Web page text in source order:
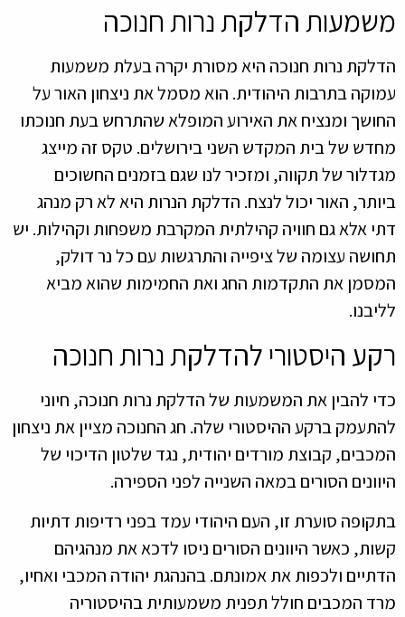
משמעות הדלקת נרות חנוכה
הדלקת נרות חנוכה היא מסורת יקרה בעלת משמעות
עמוקה בתרבות היהודית. הוא מסמל את ניצחון האור על
החושך ומנציח את האירוע המופלא שהתרחש בעת חנוכתו
מחדש של בית המקדש השני בירושלים. טקס זה מייצג
מגדלור של תקווה, ומזכיר לנו שגם בזמנים החשוכים
ביותר, האור יכול לנצח. הדלקת הנרות היא לא רק מנהג
דתי אלא גם חוויה קהילתית המקרבת משפחות וקהילות. יש
תחושה עצומה של ציפייה והתרגשות עם כל נר דולק,
המסמן את התקדמות החג ואת החמימות שהוא מביא
לליבנו.
רקע היסטורי להדלקת נרות חנוכה
כדי להבין את המשמעות של הדלקת נרות חנוכה, חיוני
להתעמק ברקע ההיסטורי שלה. חג החנוכה מציין את ניצחון
המכבים, קבוצת מורדים יהודית, נגד שלטון הדיכוי של
היוונים הסורים במאה השנייה לפני הספירה.
בתקופה סוערת זו, העם היהודי עמד בפני רדיפות דתיות
קשות, כאשר היוונים הסורים ניסו לדכא את מנהגיהם
הדתיים ולכפות את אמונתם. בהנהגת יהודה המכבי ואחיו,
מרד המכבים חולל תפנית משמעותית בהיסטוריה